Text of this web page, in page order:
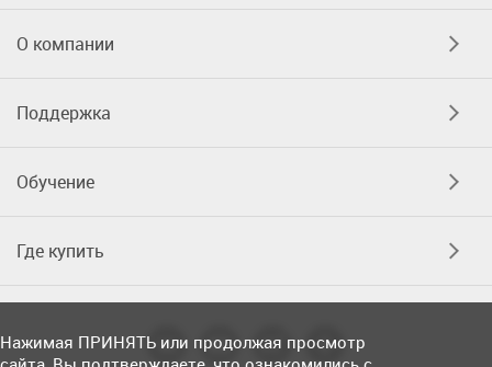
О компании
Поддержка
Обучение
Где купить
Нажимая ПРИНЯТЬ или продолжая просмотр